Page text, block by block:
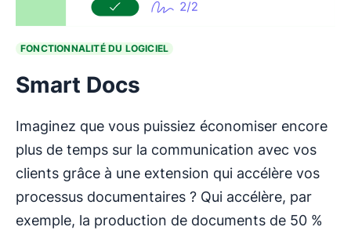
FONCTIONNALITÉ DU LOGICIEL
Smart Docs
Imaginez que vous puissiez économiser encore
plus de temps sur la communication avec vos
clients grâce à une extension qui accélère vos
processus documentaires ? Qui accélère, par
exemple, la production de documents de 50 %